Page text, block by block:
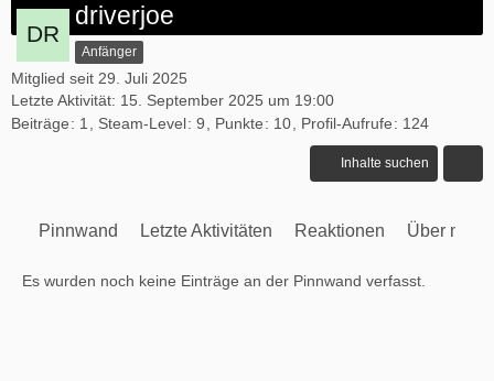
driverjoe
Anfänger
Mitglied seit 29. Juli 2025
Letzte Aktivität: 15. September 2025 um 19:00
Beiträge
1 Steam-Level 9 Punkte 10 Profil-Aufrufe 124
Inhalte suchen
Pinnwand Letzte Aktivitäten Reaktionen Über mich
Es wurden noch keine Einträge an der Pinnwand verfasst.